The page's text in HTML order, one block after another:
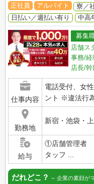
正社員 アルバイト 寮／
日払い／週払い有り
中高
募集
店舗ス
事務/経
店長/
仕事内容
電話受付、女
ント ※違法行
勤務地
新宿・池袋・
給与
①店舗管理者
タッフ ...
だれどこ？ 企業の素顔が